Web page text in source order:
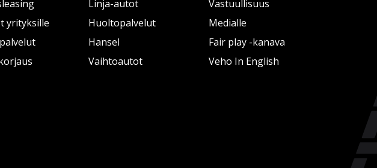
yrityksille
Linja-autot
Huoltopalvelut
Hansel
Vaihtoautot
Vastuullisuus
Medialle
Fair play -kanava
Veho In English